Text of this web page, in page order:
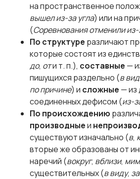
на пространственное
вышел из-за угла) или на
(Соревнования отменили
По структуре различают
которые состоят из
до, оти т. п.), составные —
пишущихся раздельно (в
по причине) и сложные — из
соединенных дефисом (из-
По происхождению
производныеи
существуют изначально (в, к
вторые же образованы от
наречий (вокруг, вблизи,
существительных (в виду,